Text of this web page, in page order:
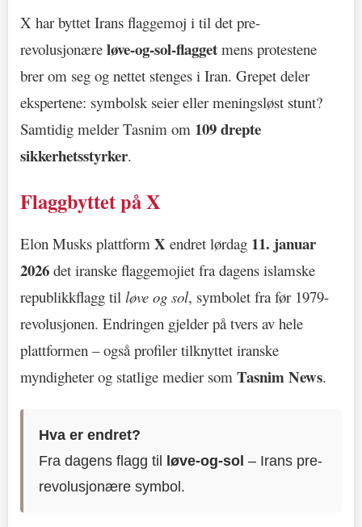
X har byttet Irans flaggemoj i til det pre-
revolusjonære løve-og-sol-flagget mens protestene
brer om seg og nettet stenges i Iran. Grepet deler
ekspertene: symbolsk seier eller meningsløst stunt?
Samtidig melder Tasnim om 109 drepte
sikkerhetsstyrker.
Flaggbyttet på X
Elon Musks plattform X endret lørdag 11. januar
2026 det iranske flaggemojiet fra dagens islamske
republikkflagg til løve og sol, symbolet fra før 1979-
revolusjonen. Endringen gjelder på tvers av hele
plattformen – også profiler tilknyttet iranske
myndigheter og statlige medier som Tasnim News.
Hva er endret?
Fra dagens flagg til løve-og-sol – Irans pre-
revolusjonære symbol.